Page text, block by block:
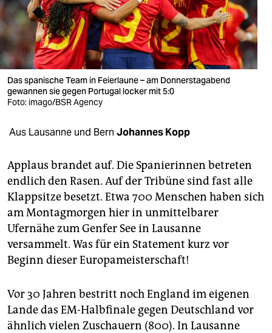
verlag
verlag
veranstaltungen
shop
fragen & hilfe
unterstützen
genossenschaft
epaper login
Das spanische Team in Feierlaune – am Donnerstagabend
gewannen sie gegen Portugal locker mit 5:0
Foto: imago/BSR Agency
Aus Lausanne und Bern Johannes Kopp
Applaus brandet auf. Die Spanierinnen betreten
endlich den Rasen. Auf der Tribüne sind fast alle
Klappsitze besetzt. Etwa 700 Menschen haben sich
am Montagmorgen hier in unmittelbarer
Ufernähe zum Genfer See in Lausanne
versammelt. Was für ein Statement kurz vor
Beginn dieser Europameisterschaft!
Vor 30 Jahren bestritt noch England im eigenen
Lande das EM-Halbfinale gegen Deutschland vor
ähnlich vielen Zuschauern (800). In Lausanne